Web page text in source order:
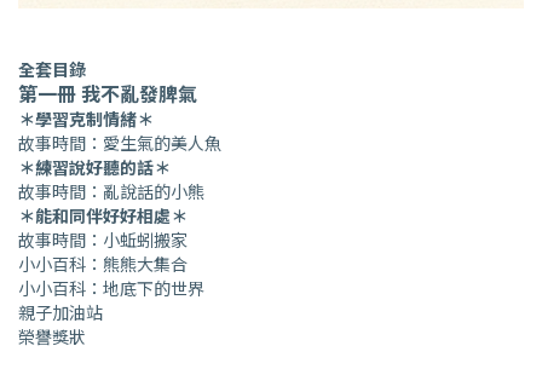
全套目錄
第一冊 我不亂發脾氣
＊學習克制情緒＊
故事時間：愛生氣的美人魚
＊練習說好聽的話＊
故事時間：亂說話的小熊
＊能和同伴好好相處＊
故事時間：小蚯蚓搬家
小小百科：熊熊大集合
小小百科：地底下的世界
親子加油站
榮譽獎狀